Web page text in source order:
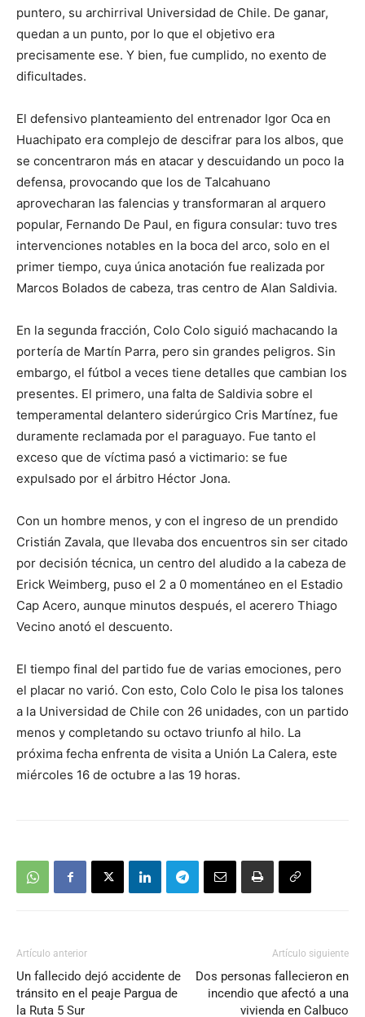
puntero, su archirrival Universidad de Chile. De ganar,
quedan a un punto, por lo que el objetivo era
precisamente ese. Y bien, fue cumplido, no exento de
dificultades.
El defensivo planteamiento del entrenador Igor Oca en
Huachipato era complejo de descifrar para los albos, que
se concentraron más en atacar y descuidando un poco la
defensa, provocando que los de Talcahuano
aprovecharan las falencias y transformaran al arquero
popular, Fernando De Paul, en figura consular: tuvo tres
intervenciones notables en la boca del arco, solo en el
primer tiempo, cuya única anotación fue realizada por
Marcos Bolados de cabeza, tras centro de Alan Saldivia.
En la segunda fracción, Colo Colo siguió machacando la
portería de Martín Parra, pero sin grandes peligros. Sin
embargo, el fútbol a veces tiene detalles que cambian los
presentes. El primero, una falta de Saldivia sobre el
temperamental delantero siderúrgico Cris Martínez, fue
duramente reclamada por el paraguayo. Fue tanto el
exceso que de víctima pasó a victimario: se fue
expulsado por el árbitro Héctor Jona.
Con un hombre menos, y con el ingreso de un prendido
Cristián Zavala, que llevaba dos encuentros sin ser citado
por decisión técnica, un centro del aludido a la cabeza de
Erick Weimberg, puso el 2 a 0 momentáneo en el Estadio
Cap Acero, aunque minutos después, el acerero Thiago
Vecino anotó el descuento.
El tiempo final del partido fue de varias emociones, pero
el placar no varió. Con esto, Colo Colo le pisa los talones
a la Universidad de Chile con 26 unidades, con un partido
menos y completando su octavo triunfo al hilo. La
próxima fecha enfrenta de visita a Unión La Calera, este
miércoles 16 de octubre a las 19 horas.
Artículo anterior
Un fallecido dejó accidente de
tránsito en el peaje Pargua de
la Ruta 5 Sur
Artículo siguiente
Dos personas fallecieron en
incendio que afectó a una
vivienda en Calbuco